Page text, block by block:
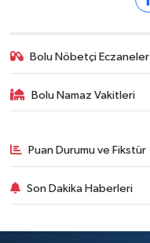
Bolu Nöbetçi Eczaneler
Bolu Namaz Vakitleri
Puan Durumu ve Fikstür
Son Dakika Haberleri